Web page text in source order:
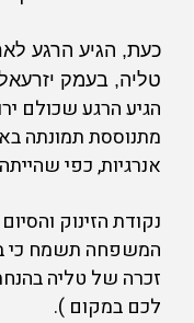
כעת, הגיע הרגע
טליה, בעמק
הגיע הרגע שכולם
מתנוססת תמונתה
אנרגיות, כפי
נקודת הזינוק
המשפחה תשמח כי
זכרה של טליה
לכם במקום ).